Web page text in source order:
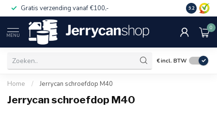
Gratis verzending vanaf €100,- Op
9.2
MENU
0
€incl. BTW
Home / Jerrycan schroefdop M40
Jerrycan schroefdop M40